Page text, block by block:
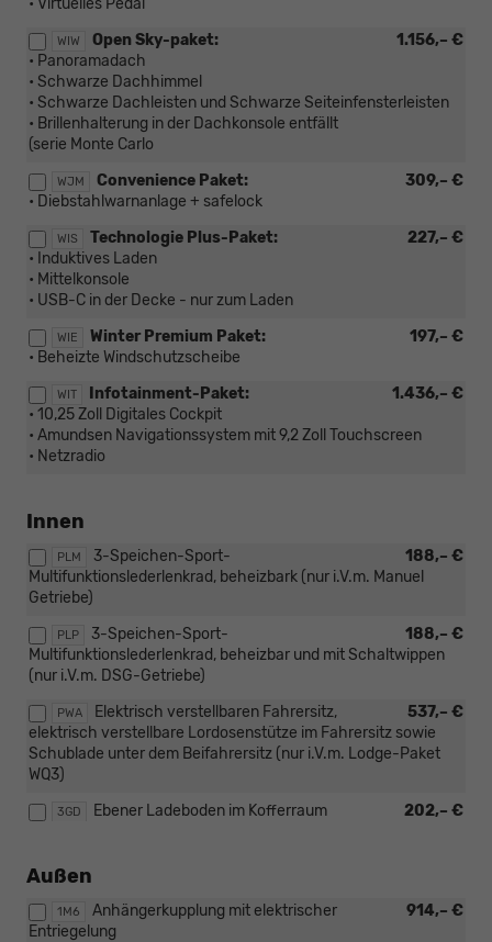
WIW 1.156,– €
Open Sky-paket:
• Panoramadach
• Schwarze Dachhimmel
• Schwarze Dachleisten und Schwarze Seiteinfensterleisten
• Brillenhalterung in der Dachkonsole entfällt
(serie Monte Carlo
WJM 309,– €
Convenience Paket:
• Diebstahlwarnanlage + safelock
WIS 227,– €
Technologie Plus-Paket:
• Induktives Laden
• Mittelkonsole
• USB-C in der Decke - nur zum Laden
WIE 197,– €
Winter Premium Paket:
• Beheizte Windschutzscheibe
WIT 1.436,– €
Infotainment-Paket:
• 10,25 Zoll Digitales Cockpit
• Amundsen Navigationssystem mit 9,2 Zoll Touchscreen
• Netzradio
Innen
PLM 188,– €
3-Speichen-Sport-
Multifunktionslederlenkrad, beheizbark (nur i.V.m. Manuel
Getriebe)
PLP 188,– €
3-Speichen-Sport-
Multifunktionslederlenkrad, beheizbar und mit Schaltwippen
(nur i.V.m. DSG-Getriebe)
PWA 537,– €
Elektrisch verstellbaren Fahrersitz,
elektrisch verstellbare Lordosenstütze im Fahrersitz sowie
Schublade unter dem Beifahrersitz (nur i.V.m. Lodge-Paket
WQ3)
3GD 202,– €
Ebener Ladeboden im Kofferraum
Außen
1M6 914,– €
Anhängerkupplung mit elektrischer
Entriegelung